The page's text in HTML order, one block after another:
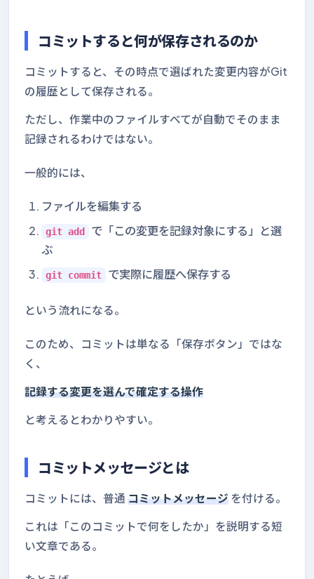
コミットすると何が保存されるのか
コミットすると、その時点で選ばれた変更内容がGit
の履歴として保存される。
ただし、作業中のファイルすべてが自動でそのまま
記録されるわけではない。
一般的には、
ファイルを編集する
git add
で「この変更を記録対象にする」と選
ぶ
git commit で実際に履歴へ保存する
という流れになる。
このため、コミットは単なる「保存ボタン」ではな
く、
記録する変更を選んで確定する操作
と考えるとわかりやすい。
コミットメッセージとは
コミットには、普通 コミットメッセージ を付ける。
これは「このコミットで何をしたか」を説明する短
い文章である。